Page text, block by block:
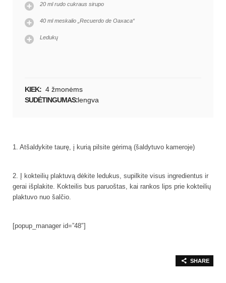
20 ml rudo cukraus sirupo
40 ml meskalio „Recuerdo de Oaxaca“
Ledukų
KIEK: 4 žmonėms
SUDĖTINGUMAS:lengva
1. Atšaldykite taurę, į kurią pilsite gėrimą (šaldytuvo kameroje)
2. Į kokteilių plaktuvą dėkite ledukus, supilkite visus ingredientus ir
gerai išplakite. Kokteilis bus paruoštas, kai rankos lips prie kokteilių
plaktuvo nuo šalčio.
[popup_manager id=”48″]
SHARE